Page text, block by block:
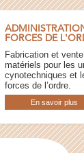
FORCES DE
Fabrication et
matériels pour les
cynotechniques et
forces de l’ordre.
En savoir plus